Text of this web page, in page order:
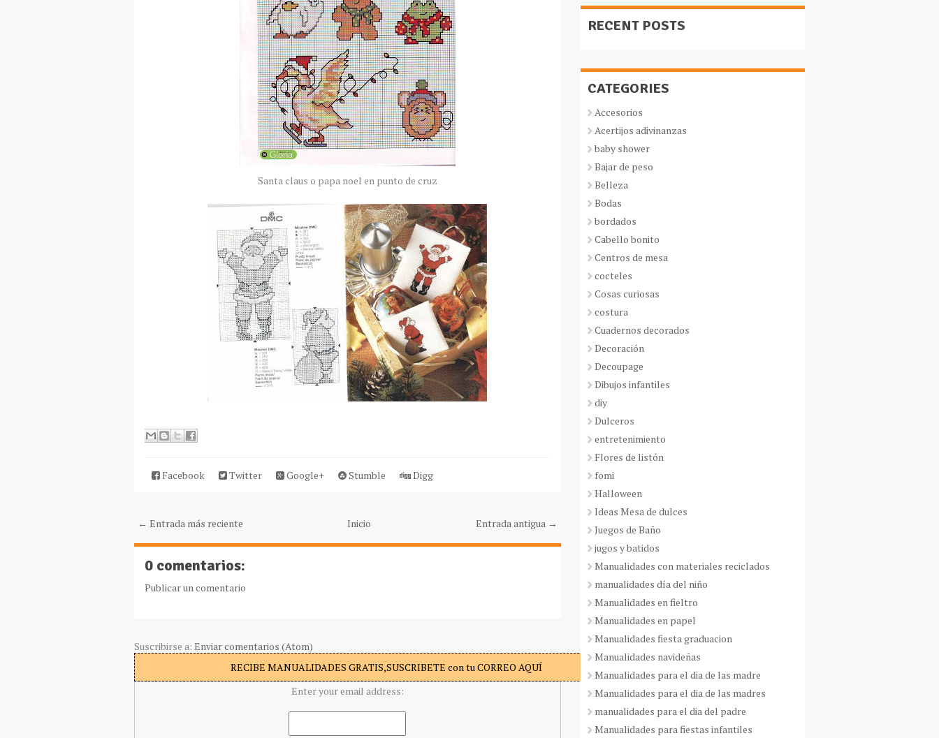
Santaclaus o papa noel en punto de cruz
Facebook Twitter Google+ Stumble Digg
← Entrada más reciente Entrada antigua →
Inicio
0 comentarios:
Publicar un comentario
Suscribirse a: Enviar comentarios (Atom)
RECIBE MANUALIDADES GRATIS,SUSCRIBETE con tu CORREO AQUÍ
Enter your email address:
RECENT POSTS
CATEGORIES
Accesorios
Acertijos adivinanzas
baby shower
Bajar de peso
Belleza
Bodas
bordados
Cabello bonito
Centros de mesa
cocteles
Cosas curiosas
costura
Cuadernos decorados
Decoración
Decoupage
Dibujos infantiles
diy
Dulceros
entretenimiento
Flores de listón
fomi
Halloween
Ideas Mesa de dulces
Juegos de Baño
jugos y batidos
Manualidades con materiales reciclados
manualidades día del niño
Manualidades en fieltro
Manualidades en papel
Manualidades fiesta graduacion
Manualidades navideñas
Manualidades para el dia de las madre
Manualidades para el dia de las madres
manualidades para el dia del padre
Manualidades para fiestas infantiles